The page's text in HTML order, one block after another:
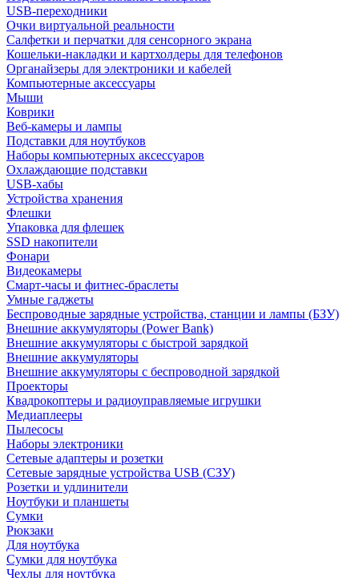
USB-переходники
Очки виртуальной реальности
Салфетки и перчатки для сенсорного экрана
Кошельки-накладки и картхолдеры для телефонов
Органайзеры для электроники и кабелей
Компьютерные аксессуары
Мыши
Коврики
Веб-камеры и лампы
Подставки для ноутбуков
Наборы компьютерных аксессуаров
Охлаждающие подставки
USB-хабы
Устройства хранения
Флешки
Упаковка для флешек
SSD накопители
Фонари
Видеокамеры
Смарт-часы и фитнес-браслеты
Умные гаджеты
Беспроводные зарядные устройства, станции и лампы (БЗУ)
Внешние аккумуляторы (Power Bank)
Внешние аккумуляторы с быстрой зарядкой
Внешние аккумуляторы
Внешние аккумуляторы с беспроводной зарядкой
Проекторы
Квадрокоптеры и радиоуправляемые игрушки
Медиаплееры
Пылесосы
Наборы электроники
Сетевые адаптеры и розетки
Сетевые зарядные устройства USB (СЗУ)
Розетки и удлинители
Ноутбуки и планшеты
Сумки
Рюкзаки
Для ноутбука
Сумки для ноутбука
Чехлы для ноутбука